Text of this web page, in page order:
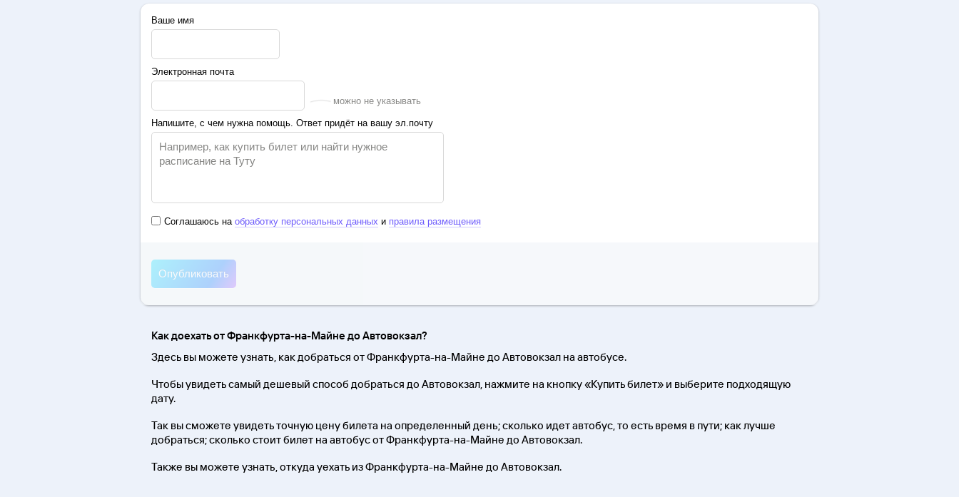
Ваше имя
Электронная почта
можно не указывать
Напишите, с чем нужна помощь. Ответ придёт на вашу эл.почту
Соглашаюсь на обработку персональных данных и правила размещения
Как доехать от Франкфурта-на-Майне до Автовокзал?
Здесь вы можете узнать, как добраться от Франкфурта-на-Майне до Автовокзал на автобусе.
Чтобы увидеть самый дешевый способ добраться до Автовокзал, нажмите на кнопку «Купить билет» и выберите подходящую
дату.
Так вы сможете увидеть точную цену билета на определенный день; сколько идет автобус, то есть время в пути; как лучше
добраться; сколько стоит билет на автобус от Франкфурта-на-Майне до Автовокзал.
Также вы можете узнать, откуда уехать из Франкфурта-на-Майне до Автовокзал.